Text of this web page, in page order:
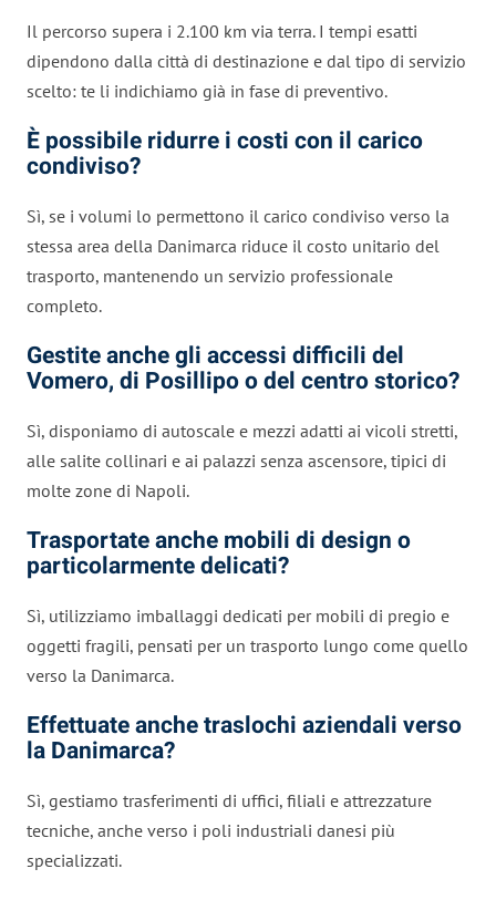
Il percorso supera i 2.100 km via terra. I tempi esatti
dipendono dalla città di destinazione e dal tipo di servizio
scelto: te li indichiamo già in fase di preventivo.
È possibile ridurre i costi con il carico
condiviso?
Sì, se i volumi lo permettono il carico condiviso verso la
stessa area della Danimarca riduce il costo unitario del
trasporto, mantenendo un servizio professionale
completo.
Gestite anche gli accessi difficili del
Vomero, di Posillipo o del centro storico?
Sì, disponiamo di autoscale e mezzi adatti ai vicoli stretti,
alle salite collinari e ai palazzi senza ascensore, tipici di
molte zone di Napoli.
Trasportate anche mobili di design o
particolarmente delicati?
Sì, utilizziamo imballaggi dedicati per mobili di pregio e
oggetti fragili, pensati per un trasporto lungo come quello
verso la Danimarca.
Effettuate anche traslochi aziendali verso
la Danimarca?
Sì, gestiamo trasferimenti di uffici, filiali e attrezzature
tecniche, anche verso i poli industriali danesi più
specializzati.